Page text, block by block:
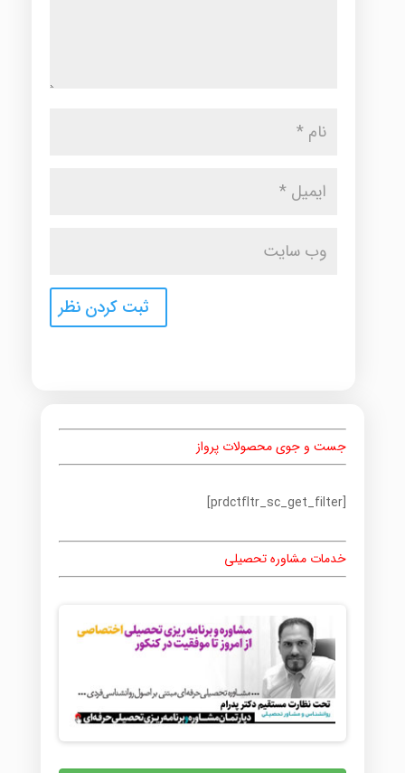
جست و جوی محصولات پرواز
[prdctfltr_sc_get_filter]
خدمات مشاوره تحصیلی